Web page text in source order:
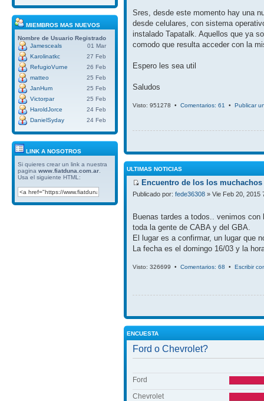
MIEMBROS MAS NUEVOS
Nombre de Usuario Registrado
Jamesceals
01 Mar
Karolinatkc
27 Feb
RefugioVurne
26 Feb
matteo
25 Feb
JanHum
25 Feb
Victorpar
25 Feb
HaroldJorce
24 Feb
DanielSyday
24 Feb
LINK A NOSOTROS
Si quieres crear un link a nuestra
pagina www.fiatduna.com.ar
Usa el siguiente HTML:
Sres, desde este momento hay una
desde celulares, con sistema
instalado Tapatalk. Aquellos que ya
comodo que resulta acceder con la
Espero les sea util
Saludos
Visto: 951278 • Comentarios: 61 • Publicar
ULTIMAS NOTICIAS
Encuentro de los los
Publicado por: fede36308 » Vie Feb 20, 2015
Buenas tardes a todos.. venimos
toda la gente de CABA y del GBA.
El lugar es a confirmar, un lugar que
La fecha es el domingo 16/03 y la
Visto: 326699 • Comentarios: 68 • Escribir
ENCUESTA
Ford o Chevrolet?
Ford
Chevrolet